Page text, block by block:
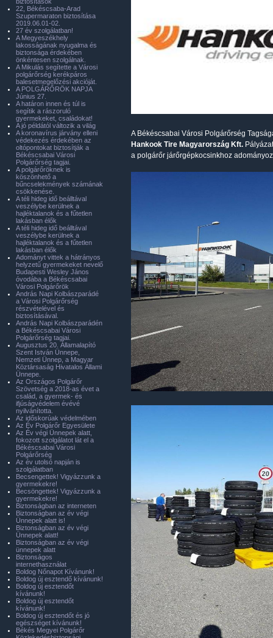
A Békéscsabai Városi Polgárőrség
Hankook Tire Magyarország Kft.
a polgárőr járőrgépkocsinkhoz
22, Békéscsaba-Arad
Szupermaraton biztosítása
2019.06.01-02.
27 év szolgálatban!
A Megyeszékhely
lakosságának nyugalma és
biztonsága érdekében
önkéntesen szolgálnak.
A Mikulás segítette a Városi
polgárőrség kerékpáros
balesetmegelőzési akcióját.
A POLGÁRŐRÖK NAPJA
Június 27.
A határon innen és túl is
segítik a rászoruló
gyermekeket, családokat!
A jó példától változik a világ
A koronavírus járvány elleni
védekezés érdekében az
oltópontokat biztosítják a
Békéscsabai Városi
Polgárőrség tagjai.
A polgárőröknek is
köszönhető a
bűncselekmények számának
csökkenése.
A téli hideg idő beálltával
veszélybe kerülnek a
hajléktalanok és a fűtetlen
lakásban élők
A téli hideg idő beálltával
veszélybe kerülnek a
hajléktalanok és a fűtetlen
lakásban élők
Adományt vittek a hátrányos
helyzetű gyermekeket nevelő
Budapesti Wesley János
óvodába a Békéscsabai
Városi Polgárőrök
András Napi Kolbászparádé
a Városi Polgárőrség
részvételével és
biztosításával.
András Napi Kolbászparádén
a Békéscsabai Városi
Polgárőrség tagjai.
Augusztus 20. Államalapító
Szent István Ünnepe,
Nemzeti Ünnep, a Magyar
Köztársaság Hivatalos Állami
Ünnepe.
Az Országos Polgárőr
Szövetség a 2018-as évet a
család, a gyermek- és
ifjúságvédelem évévé
nyilvánította.
Az időskorúak védelmében
Az Év Polgárőr Egyesülete
Az Év végi Ünnepek alatt,
fokozott szolgálatot lát el a
Békéscsabai Városi
Polgárőrség
Az év utolsó napján is
szolgálatban
Becsengettek! Vigyázzunk a
gyermekekre!
Becsöngettek! Vigyázzunk a
gyermekekre!
Biztonságban az interneten
Biztonságban az év végi
Ünnepek alatt is!
Biztonságban az év végi
Ünnepek alatt!
Biztonságban az év végi
ünnepek alatt
Biztonságos
internethasználat
Boldog Nőnapot Kívánunk!
Boldog új esztendő kívánunk!
Boldog új esztendőt
kívánunk!
Boldog új esztendőt
kívánunk!
Boldog új esztendőt és jó
egészséget kívánunk!
Békés Megyei Polgárőr